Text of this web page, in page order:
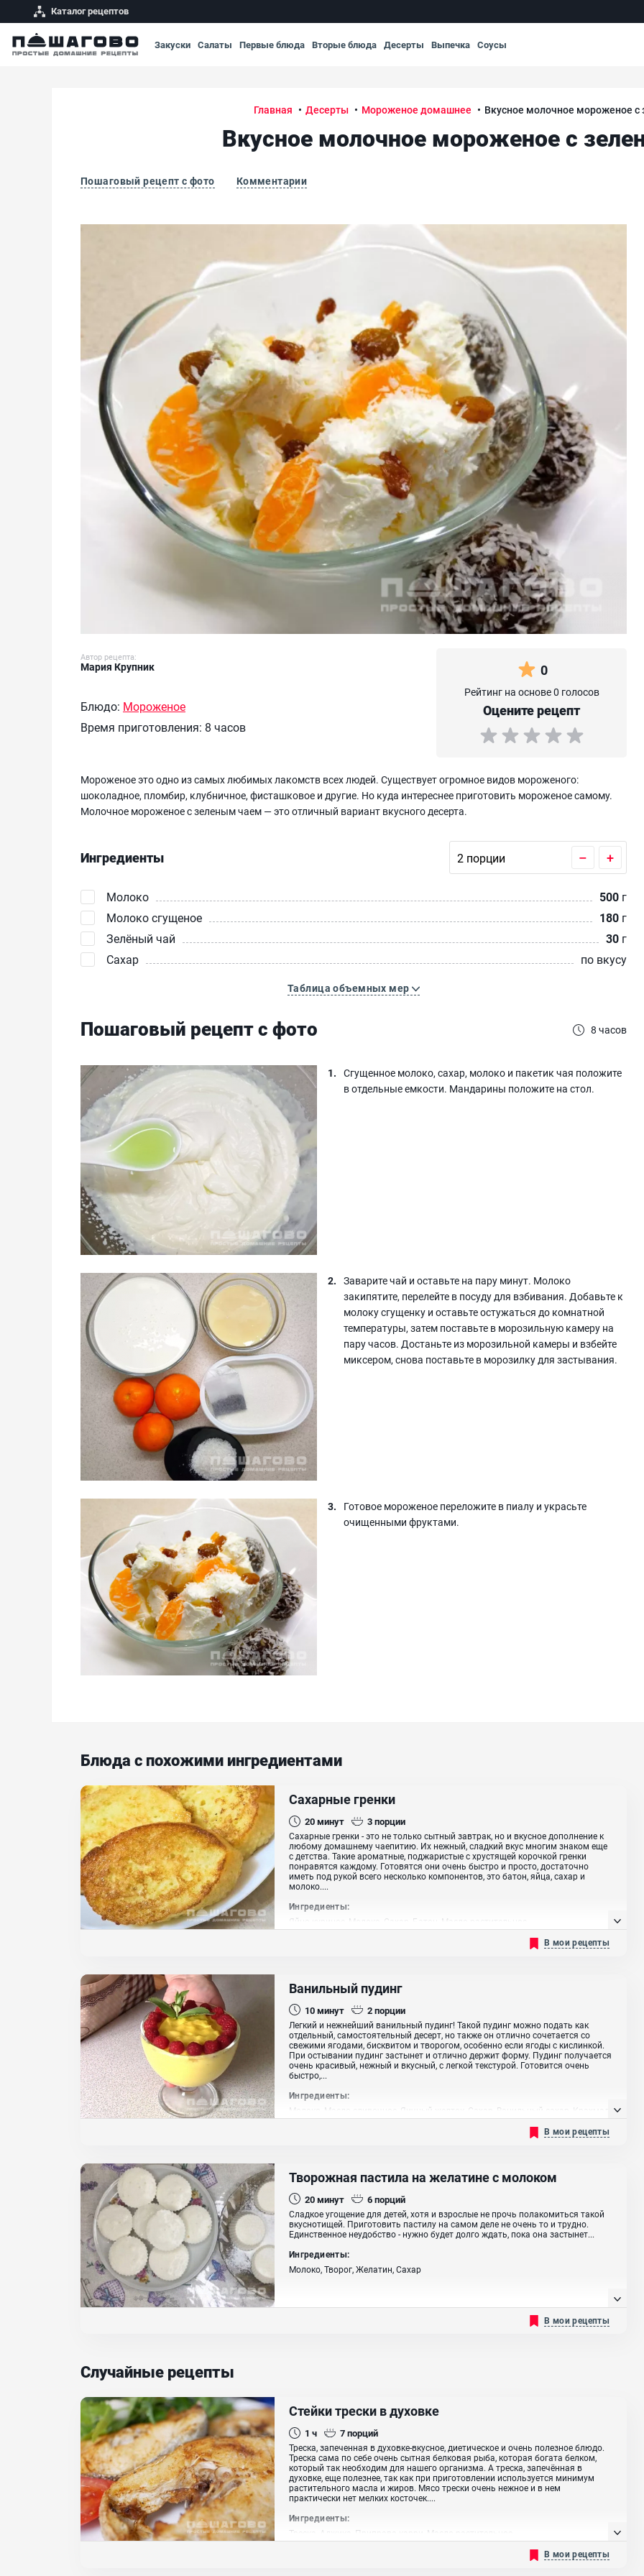
Каталог рецептов
Закуски Салаты Первые блюда Вторые блюда Десерты Выпечка Соусы
Главная Десерты Мороженое домашнее Вкусное молочное мороженое
Вкусное молочное мороженое с
Пошаговый рецепт с фото Комментарии
Автор рецепта:
Мария Крупник
Блюдо: Мороженое
Время приготовления: 8 часов
0
Рейтинг на основе 0 голосов
Оцените рецепт
Мороженое это одно из самых любимых лакомств всех людей. Существует огромное видов мороженого:
шоколадное, пломбир, клубничное, фисташковое и другие. Но куда интереснее приготовить мороженое самому.
Молочное мороженое с зеленым чаем — это отличный вариант вкусного десерта.
Ингредиенты – +
Молоко 500 г
Молоко сгущеное
180 г
Зелёный чай
30 г
Сахар
по вкусу
Таблица объемных мер
Пошаговый рецепт с фото 8 часов
Сгущенное молоко, сахар, молоко и пакетик чая положите
в отдельные емкости. Мандарины положите на стол.
Заварите чай и оставьте на пару минут. Молоко
закипятите, перелейте в посуду для взбивания. Добавьте к
молоку сгущенку и оставьте остужаться до комнатной
температуры, затем поставьте в морозильную камеру на
пару часов. Достаньте из морозильной камеры и взбейте
миксером, снова поставьте в морозилку для застывания.
Готовое мороженое переложите в пиалу и украсьте
очищенными фруктами.
Блюда с похожими ингредиентами
Сахарные гренки
20минут 3порции
Сахарные гренки - это не только сытный завтрак, но и вкусное дополнение к
любому домашнему чаепитию. Их нежный, сладкий вкус многим знаком еще
с детства. Такие ароматные, поджаристые с хрустящей корочкой гренки
понравятся каждому. Готовятся они очень быстро и просто, достаточно
иметь под рукой всего несколько компонентов, это батон, яйца, сахар и
молоко....
Ингредиенты:
Яйцо куриное, Молоко, Сахар, Батон, Масло растительное
В мои рецепты
Ванильный пудинг
10минут 2порции
Легкий и нежнейший ванильный пудинг! Такой пудинг можно подать как
отдельный, самостоятельный десерт, но также он отлично сочетается со
свежими ягодами, бисквитом и творогом, особенно если ягоды с кислинкой.
При остывании пудинг застынет и отлично держит форму. Пудинг получается
очень красивый, нежный и вкусный, с легкой текстурой. Готовится очень
быстро,...
Ингредиенты:
Молоко, Масло сливочное, Яичный желток, Сахар, Ванильный сахар, Крахмал
В мои рецепты
Творожная пастила на желатине с молоком
20минут 6порций
Сладкое угощение для детей, хотя и взрослые не прочь полакомиться такой
вкуснотищей. Приготовить пастилу на самом деле не очень то и трудно.
Единственное неудобство - нужно будет долго ждать, пока она застынет...
Ингредиенты:
Молоко, Творог, Желатин, Сахар
В мои рецепты
Случайные рецепты
Стейки трески в духовке
1 ч 7порций
Треска, запеченная в духовке-вкусное, диетическое и очень полезное блюдо.
Треска сама по себе очень сытная белковая рыба, которая богата белком,
который так необходим для нашего организма. А треска, запечённая в
духовке, еще полезнее, так как при приготовлении используется минимум
растительного масла и жиров. Мясо трески очень нежное и в нем
практически нет мелких косточек....
Ингредиенты:
Треска, Аджика, Приправа карри, Масло растительное
В мои рецепты